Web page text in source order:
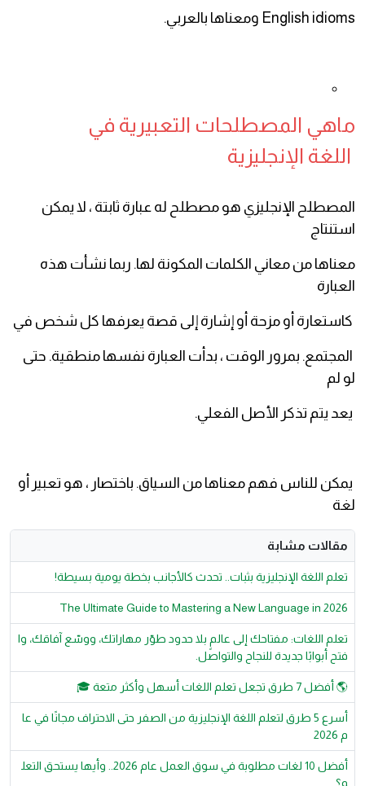
English idioms ومعناها بالعربي.
اللغة الإنجليزية
المصطلح الإنجليزي هو مصطلح له عبارة ثابتة ، لا يمكن
استنتاج
معناها من معاني الكلمات المكونة لها. ربما نشأت هذه
العبارة
كاستعارة أو مزحة أو إشارة إلى قصة يعرفها كل شخص في
المجتمع. بمرور الوقت ، بدأت العبارة نفسها منطقية. حتى
لو لم
يعد يتم تذكر الأصل الفعلي.
يمكن للناس فهم معناها من السياق. باختصار ، هو تعبير أو
لغة
مقالات مشابة
تعلم اللغة الإنجليزية بثبات.. تحدث كالأجانب بخطة يومية بسيطة!
The Ultimate Guide to Mastering a New Language in 2026
تعلم اللغات: مفتاحك إلى عالمٍ بلا حدود طوّر مهاراتك، ووسّع آفاقك، وا
فتح أبوابًا جديدة للنجاح والتواصل.
🌎 أفضل 7 طرق تجعل تعلم اللغات أسهل وأكثر متعة 🎓
أسرع 5 طرق لتعلم اللغة الإنجليزية من الصفر حتى الاحتراف مجانًا في عا
م 2026
أفضل 10 لغات مطلوبة في سوق العمل عام 2026.. وأيها يستحق التعل
م؟